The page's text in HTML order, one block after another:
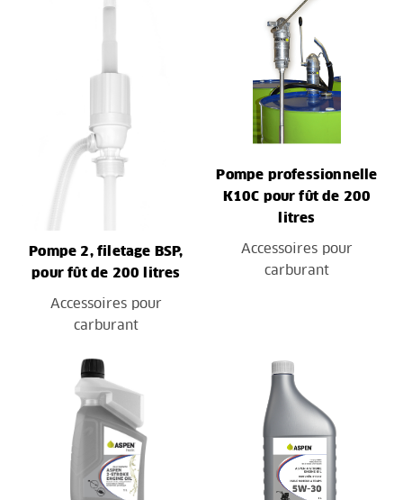
Pompe 2, filetage BSP,
pour fût de 200 litres
Accessoires pour
carburant
Pompe professionnelle
K10C pour fût de 200
litres
Accessoires pour
carburant